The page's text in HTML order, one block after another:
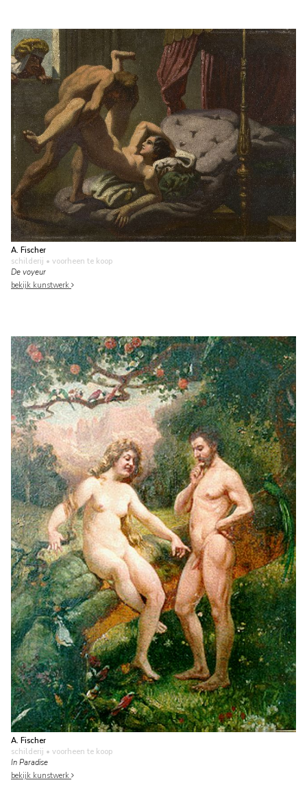
A. Fischer
schilderij • voorheen te koop
De voyeur
bekijk kunstwerk
A. Fischer
schilderij • voorheen te koop
In Paradise
bekijk kunstwerk